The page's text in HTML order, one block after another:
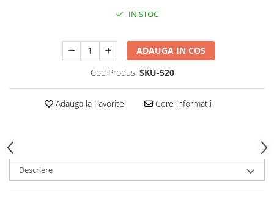
IN STOC
ADAUGA IN COS
Cod Produs: SKU-520
Adauga la Favorite Cere informatii
Descriere